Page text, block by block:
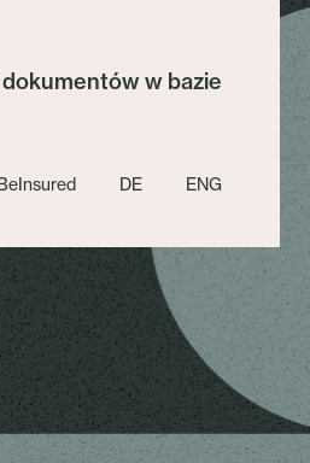
dokumentów w bazie
DE ENG